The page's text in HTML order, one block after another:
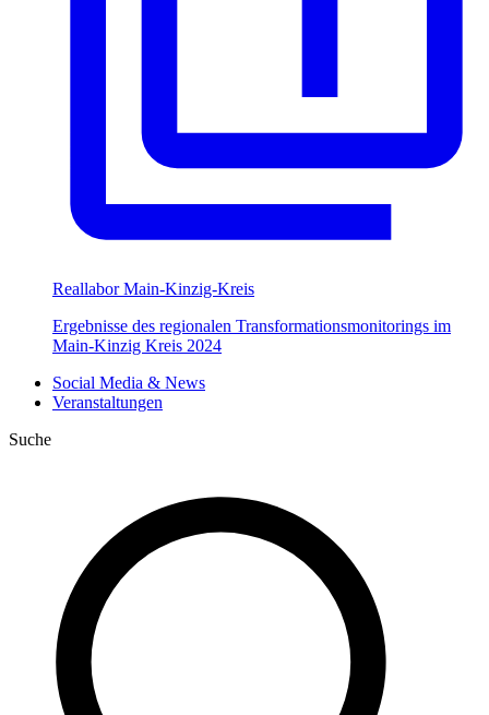
Reallabor Main-Kinzig-Kreis
Ergebnisse des regionalen Transformationsmonitorings im
Main-Kinzig Kreis 2024
Social Media & News
Veranstaltungen
Suche